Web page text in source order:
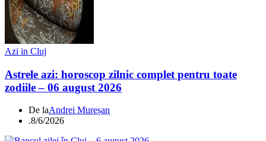
Azi in Cluj
Astrele azi: horoscop zilnic complet pentru toate
zodiile – 06 august 2026
De laAndrei Mureșan
.8/6/2026